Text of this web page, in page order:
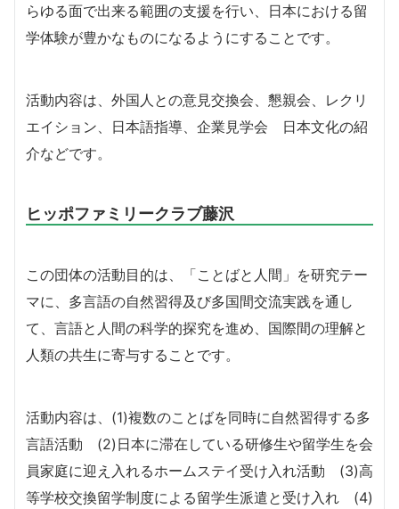
らゆる面で出来る範囲の支援を行い、日本における留
学体験が豊かなものになるようにすることです。
活動内容は、外国人との意見交換会、懇親会、レクリ
エイション、日本語指導、企業見学会 日本文化の紹
介などです。
ヒッポファミリークラブ藤沢
この団体の活動目的は、「ことばと人間」を研究テー
マに、多言語の自然習得及び多国間交流実践を通し
て、言語と人間の科学的探究を進め、国際間の理解と
人類の共生に寄与することです。
活動内容は、(1)複数のことばを同時に自然習得する多
言語活動 (2)日本に滞在している研修生や留学生を会
員家庭に迎え入れるホームステイ受け入れ活動 (3)高
等学校交換留学制度による留学生派遣と受け入れ (4)